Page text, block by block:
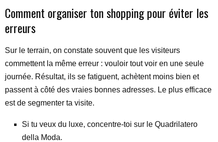
Comment organiser ton shopping pour éviter les
erreurs
Sur le terrain, on constate souvent que les visiteurs
commettent la même erreur : vouloir tout voir en une seule
journée. Résultat, ils se fatiguent, achètent moins bien et
passent à côté des vraies bonnes adresses. Le plus efficace
est de segmenter ta visite.
Si tu veux du luxe, concentre-toi sur le Quadrilatero
della Moda.